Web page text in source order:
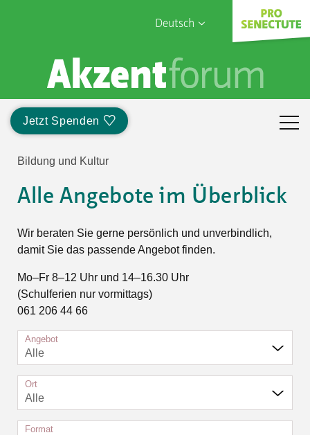
Deutsch
English
Français
Jetzt Spenden
Sophia Care
Bildung und Kultur
Alle Angebote im Überblick
Wir beraten Sie gerne persönlich und unverbindlich,
damit Sie das passende Angebot finden.
Mo–Fr 8–12 Uhr und 14–16.30 Uhr
(Schulferien nur vormittags)
061 206 44 66
Angebot
Alle
Ort
Alle
Format